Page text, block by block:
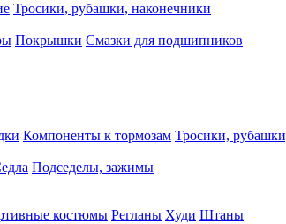
Тросики, рубашки, наконечники
Покрышки Смазки для подшипников
Компоненты к тормозам Тросики,
Подседелы, зажимы
костюмы Регланы Худи Штаны